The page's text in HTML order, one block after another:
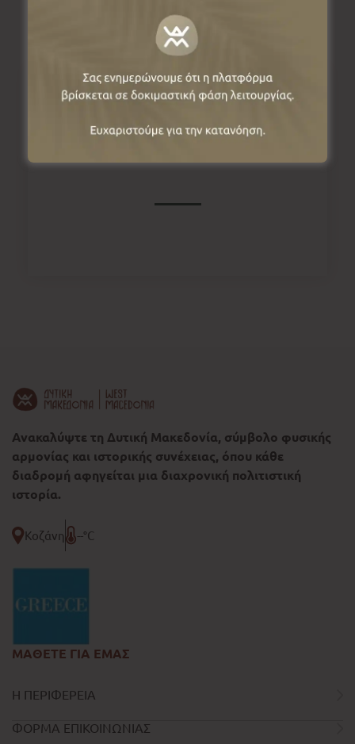
Ανακαλύψτε τη Δυτική Μακεδονία, σύμβολο φυσικής
αρμονίας και ιστορικής συνέχειας, όπου κάθε
διαδρομή αφηγείται μια διαχρονική πολιτιστική
ιστορία.
Κοζάνη --°C
ΜΑΘΕΤΕ ΓΙΑ ΕΜΑΣ
Η ΠΕΡΙΦΕΡΕΙΑ
ΦΟΡΜΑ ΕΠΙΚΟΙΝΩΝΙΑΣ